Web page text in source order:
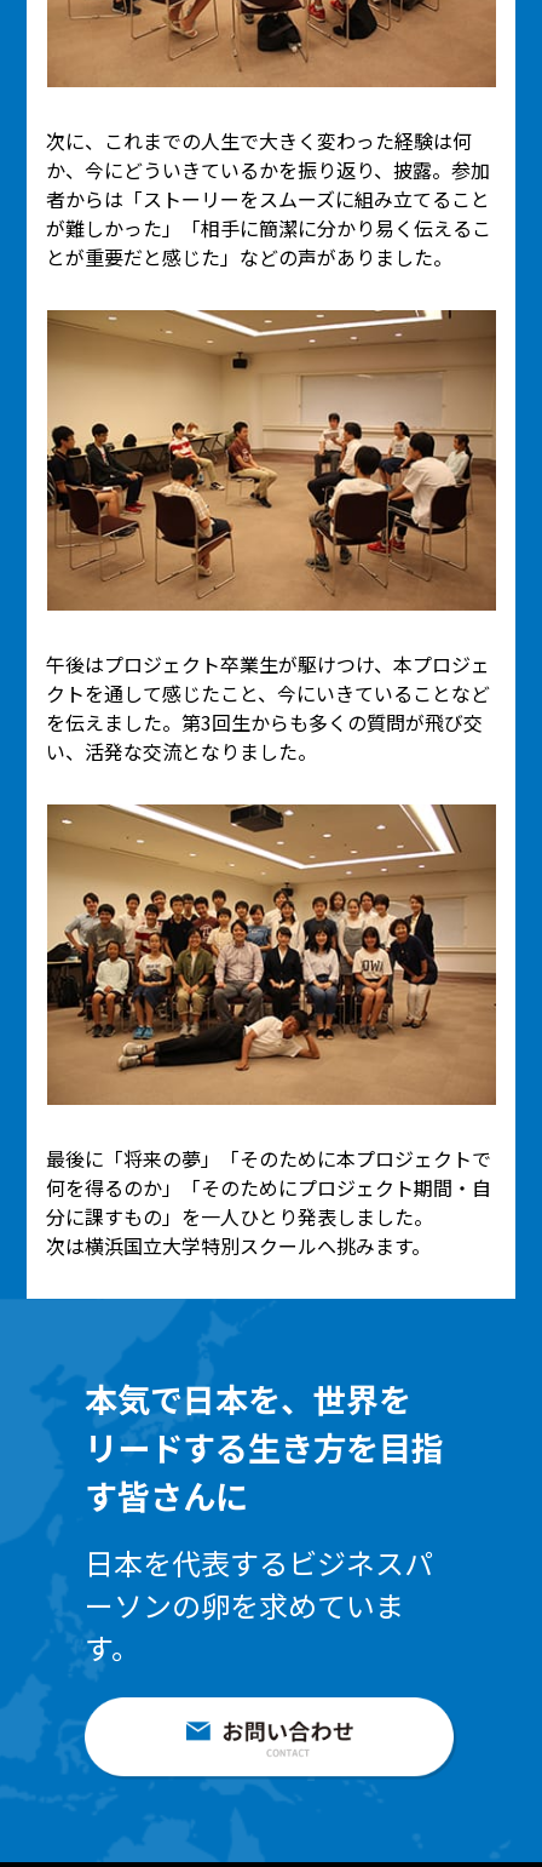
次に、これまでの人生で大きく変わった経験は何
か、今にどういきているかを振り返り、披露。参加
者からは「ストーリーをスムーズに組み立てること
が難しかった」「相手に簡潔に分かり易く伝えるこ
とが重要だと感じた」などの声がありました。
午後はプロジェクト卒業生が駆けつけ、本プロジェ
クトを通して感じたこと、今にいきていることなど
を伝えました。第3回生からも多くの質問が飛び交
い、活発な交流となりました。
最後に「将来の夢」「そのために本プロジェクトで
何を得るのか」「そのためにプロジェクト期間・自
分に課すもの」を一人ひとり発表しました。
次は横浜国立大学特別スクールへ挑みます。
本気で日本を、世界を
リードする生き方を目指
す皆さんに
日本を代表するビジネスパ
ーソンの卵を求めていま
す。